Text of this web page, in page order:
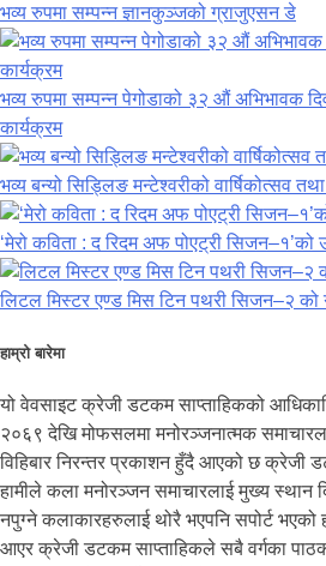
भव्य रुपमा सम्पन्न ज्ञानकुञ्जको ग्राजुएसन डे
भव्य रुपमा सम्पन्न पेगोडाको ३२ औं अभिभावक
कार्यक्रम
भव्य बन्यो सिड्लिङ मन्टेश्वरीको वार्षिकोत्सव तथा
‘मेरो कविता : द रिदम अफ पोएट्री सिजन–१’को
लिटल मिस्टर एण्ड मिस टिन पथरी सिजन–२ को
हाम्रो बारेमा
यो वेवसाइट क्रेजी डटकम साप्ताहिकको
२०६९ देखि मोफसलमा मनोरञ्जनात्मक
विहिबार निरन्तर प्रकाशन हुँदै आएको छ क्रेजी
हामीले कला मनोरञ्जन समाचारलाई मुख्य स्थान
नपुग्ने कलाकारहरुलाई थोरै भएपनि सपोर्ट
आएर क्रेजी डटकम साप्ताहिकले सबै वर्गका